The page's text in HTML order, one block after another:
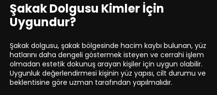
Şakak Dolgusu Kimler İçin
Uygundur?
Şakak dolgusu, şakak bölgesinde hacim kaybı bulunan, yüz
hatlarını daha dengeli göstermek isteyen ve cerrahi işlem
olmadan estetik dokunuş arayan kişiler için uygun olabilir.
Uygunluk değerlendirmesi kişinin yüz yapısı, cilt durumu ve
beklentisine göre uzman tarafından yapılmalıdır.